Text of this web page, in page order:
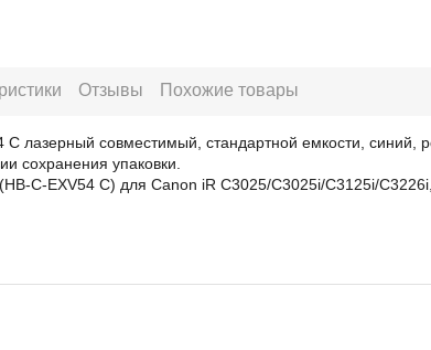
Отзывы Похожие товары
C лазерный совместимый, стандартной емкости, синий,
сохранения упаковки.
C-EXV54 C) для Canon iR C3025/C3025i/C3125i/